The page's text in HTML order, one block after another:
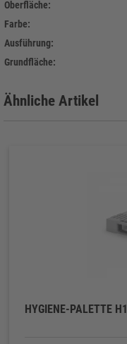
Oberfläche:
Farbe:
Ausführung:
Grundfläche:
Ähnliche Artikel
HYGIENE-PALETTE H1